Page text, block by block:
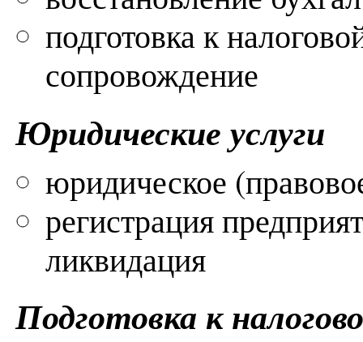
подготовка к
сопровождение
Юридические услуги
юридическое
регистрация
ликвидация
Подготовка к